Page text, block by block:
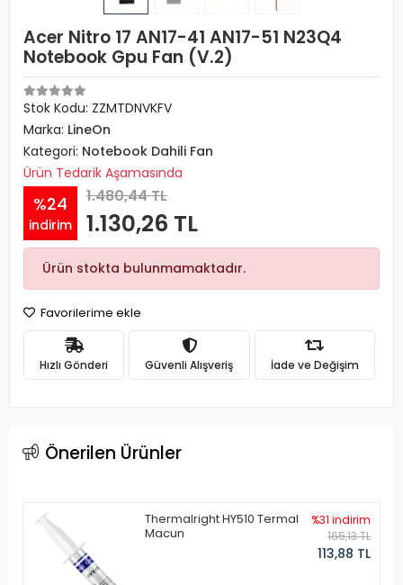
Acer Nitro 17 AN17-41 AN17-51 N23Q4
Notebook Gpu Fan (V.2)
Stok Kodu: ZZMTDNVKFV
Marka: LineOn
Kategori: Notebook Dahili Fan
Ürün Tedarik Aşamasında
%24
indirim
1.480,44 TL
1.130,26 TL
Ürün stokta bulunmamaktadır.
Favorilerime ekle
Hızlı Gönderi Güvenli Alışveriş İade ve Değişim
Önerilen Ürünler
Thermalright HY510 Termal
Macun
%31 indirim
165,13 TL
113,88 TL